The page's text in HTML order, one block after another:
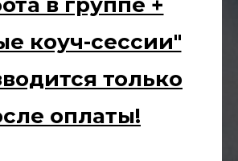
коуч-сессии"
только
оплаты!